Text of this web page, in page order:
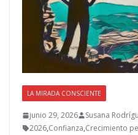
LA MIRADA CONSCIENTE
junio 29, 2026 Susana
2026,Confianza,Crecimiento